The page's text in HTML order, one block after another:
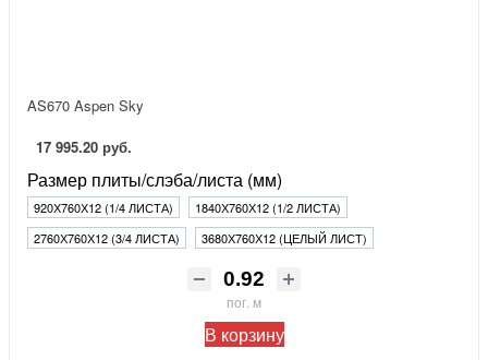
AS670 Aspen Sky
17 995.20 руб.
Размер плиты/слэба/листа (мм)
920Х760Х12 (1/4 ЛИСТА)
1840Х760Х12 (1/2 ЛИСТА)
2760Х760Х12 (3/4 ЛИСТА)
3680Х760Х12 (ЦЕЛЫЙ ЛИСТ)
пог. м
В корзину